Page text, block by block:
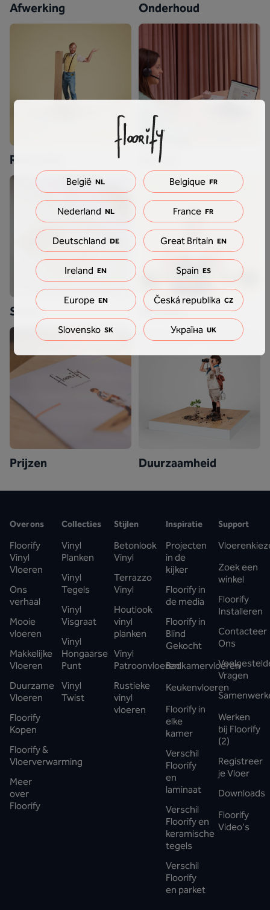
Afwerking Onderhoud
Renovatie Service
Stalen Garantie
Prijzen Duurzaamheid
Over ons
Floorify
Vinyl
Vloeren
Ons
verhaal
Mooie
vloeren
Makkelijke
Vloeren
Duurzame
Vloeren
Floorify
Kopen
Floorify &
Vloerverwarming
Meer
over
Floorify
Collecties
Vinyl
Planken
Vinyl
Tegels
Vinyl
Visgraat
Vinyl
Hongaarse
Punt
Vinyl
Twist
Stijlen
Betonlook
Vinyl
Terrazzo
Vinyl
Houtlook
vinyl
planken
Vinyl
Patroonvloeren
Rustieke
vinyl
vloeren
Inspiratie
Projecten
in de
kijker
Floorify in
de media
Floorify in
Blind
Gekocht
Badkamervloeren
Keukenvloeren
Floorify in
elke
kamer
Verschil
Floorify
en
laminaat
Verschil
Floorify en
keramische
tegels
Verschil
Floorify
en parket
Support
Zoek een
winkel
Floorify
Installeren
Contacteer
Ons
Vragen
Werken
bij Floorify
(2)
Registreer
je Vloer
Downloads
Floorify
Video's
België NL Belgique FR
Nederland NL France FR
Deutschland DE Great Britain EN
Ireland EN Spain ES
Europe EN Česká republika CZ
Slovensko SK Україна UK